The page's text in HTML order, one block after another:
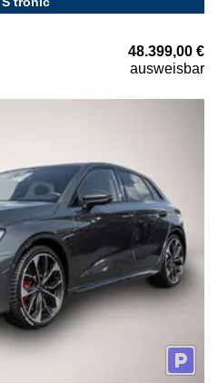
48.399,00 €
ausweisbar